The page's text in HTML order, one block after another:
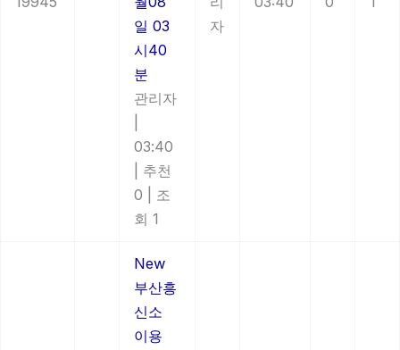
일 03
시40
분
관리자
03:40
추천
0
조
회 1
자
New
부산흥
신소
이용